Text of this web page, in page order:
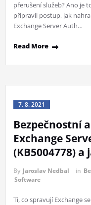
přerušení služeb? Ano je
připravil postup, jak
Exchange Server Auth…
Read More
7. 8. 2021
Bezpečnostní
Exchange
(KB5004778)
By Jaroslav Nedbal in
Software
Ti, co spravují Exchange